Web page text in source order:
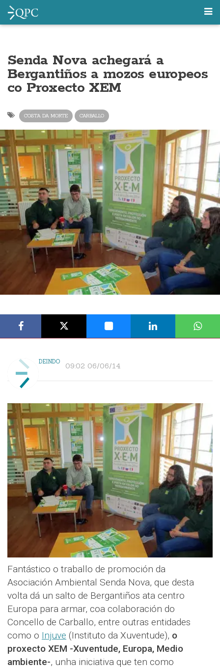
Senda Nova achegará a
Bergantiños a mozos europeos
co Proxecto XEM
COSTA DA MORTE CARBALLO
DEINDO 09:02 06/06/14
Fantástico o traballo de promoción da
Asociación Ambiental Senda Nova, que desta
volta dá un salto de Bergantiños ata centro
Europa para armar, coa colaboración do
Concello de Carballo, entre outras entidades
como o Injuve (Instituto da Xuventude), o
proxecto XEM -Xuventude, Europa, Medio
ambiente-, unha iniciativa que ten como